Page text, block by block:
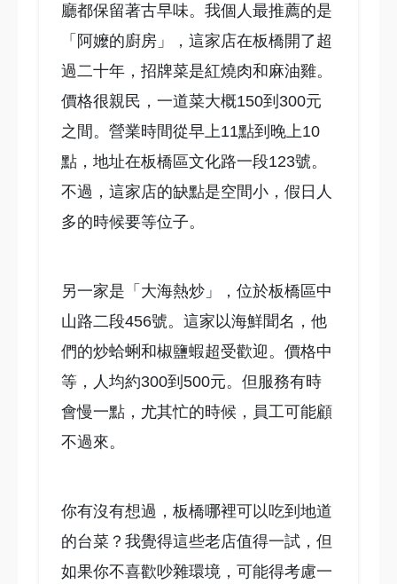
廳都保留著古早味。我個人最推薦的是
「阿嬤的廚房」，這家店在板橋開了超
過二十年，招牌菜是紅燒肉和麻油雞。
價格很親民，一道菜大概150到300元
之間。營業時間從早上11點到晚上10
點，地址在板橋區文化路一段123號。
不過，這家店的缺點是空間小，假日人
多的時候要等位子。
另一家是「大海熱炒」，位於板橋區中
山路二段456號。這家以海鮮聞名，他
們的炒蛤蜊和椒鹽蝦超受歡迎。價格中
等，人均約300到500元。但服務有時
會慢一點，尤其忙的時候，員工可能顧
不過來。
你有沒有想過，板橋哪裡可以吃到地道
的台菜？我覺得這些老店值得一試，但
如果你不喜歡吵雜環境，可能得考慮一